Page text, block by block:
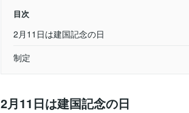
目次
2月11日は建国記念の日
制定
2月11日は建国記念の日